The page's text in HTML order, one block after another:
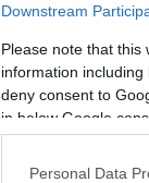
Downstream
Please note that this
information
deny consent to
in below Google
Personal Data